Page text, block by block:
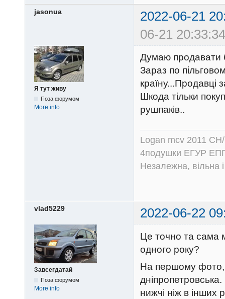
jasonua
2022-06-21
06-21
Я тут живу
Поза форумом
More info
Думаю продавати
Зараз по
країну...Продавці
Шкода тільки
рушпаків..
Logan mcv 2011
4подушки ЕГУР
Незалежна, вільна
vlad5229 2022-06-22
Завсегдатай
Поза форумом
More info
Це точно та сама
одного року?
На першому фото,
нижчі ніж в інших